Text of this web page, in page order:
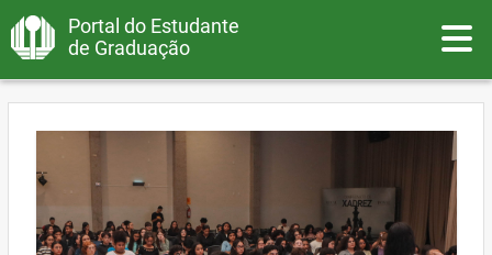
Portal do Estudante
de Graduação